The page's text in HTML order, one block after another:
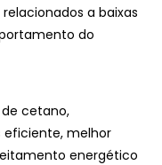
a baixas
do
cetano,
melhor
energético